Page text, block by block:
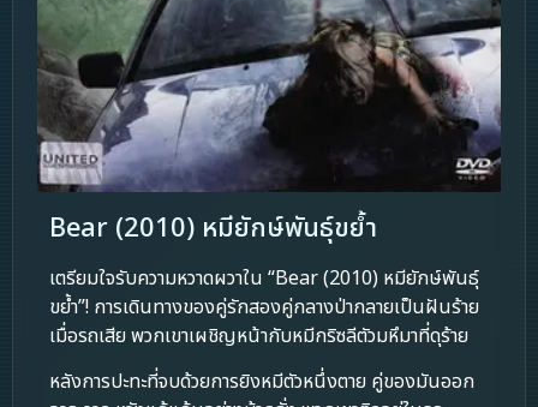
Bear (2010) หมียักษ์พันธุ์ขย้ำ
เตรียมใจรับความหวาดผวาใน “Bear (2010) หมียักษ์พันธุ์
ขย้ำ”! การเดินทางของคู่รักสองคู่กลางป่ากลายเป็นฝันร้าย
เมื่อรถเสีย พวกเขาเผชิญหน้ากับหมีกริซลีตัวมหึมาที่ดุร้าย
หลังการปะทะที่จบด้วยการยิงหมีตัวหนึ่งตาย คู่ของมันออก